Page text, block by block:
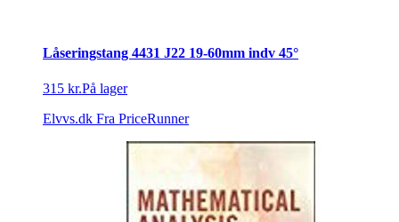
Låseringstang 4431 J22 19-60mm indv 45°
315 kr.På lager
Elvvs.dk Fra PriceRunner